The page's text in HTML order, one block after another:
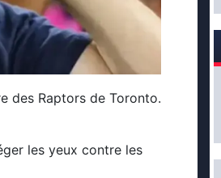
des Raptors de Toronto.
les yeux contre les